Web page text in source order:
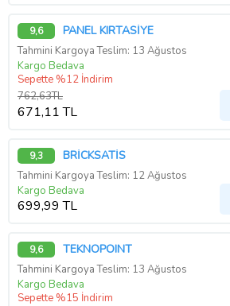
9,6 PANEL KIRTASİYE
Tahmini Kargoya Teslim: 13 Ağustos
Kargo Bedava
Sepette %12 İndirim
762,63TL
671,11 TL
9,3 BRİCKSATİS
Tahmini Kargoya Teslim: 12 Ağustos
Kargo Bedava
699,99 TL
9,6 TEKNOPOINT
Tahmini Kargoya Teslim: 13 Ağustos
Kargo Bedava
Sepette %15 İndirim